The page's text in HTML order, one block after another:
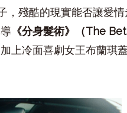
，殘酷的現實能否讓愛
《分身髮術》（The
上冷面喜劇女王布蘭琪